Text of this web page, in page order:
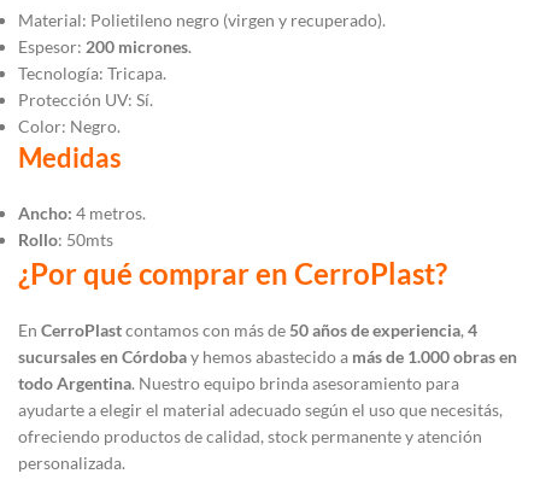
Material: Polietileno negro (virgen y recuperado).
Espesor: 200 micrones.
Tecnología: Tricapa.
Protección UV: Sí.
Color: Negro.
Medidas
Ancho: 4 metros.
Rollo: 50mts
¿Por qué comprar en CerroPlast?
En CerroPlastcontamos con más de 50 años de experiencia, 4
sucursales en Córdobay hemos abastecido a más de 1.000 obras en
todo Argentina. Nuestro equipo brinda asesoramiento para
ayudarte a elegir el material adecuado según el uso que necesitás,
ofreciendo productos de calidad, stock permanente y atención
personalizada.